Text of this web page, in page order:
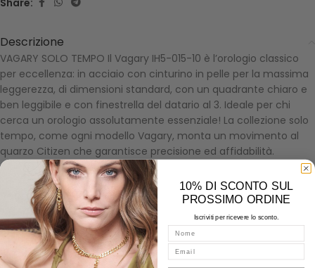
Descrizione
VAGARY SOLO TEMPO Il Vagary IH5-015-10 è l’orologio classico
per eccellenza: in acciaio con cinturino in pelle per la massima
leggerezza, di dimensioni standard, con un quadrante chiaro e
ben leggibile e con finestrella del datario al 3. Ideale per chi
cerca un orologio assolutamente essenziale! La collezione solo
tempo, come ogni modello Vagary, monta un movimento al
quarzo Citizen che garantisce precisione ed affidabilità.
Recensioni (0)
About Citizen
Spedizioni
Misure - Incisioni - Domande
10% DI SCONTO SUL
PROSSIMO ORDINE
Iscriviti per ricevere lo sconto.